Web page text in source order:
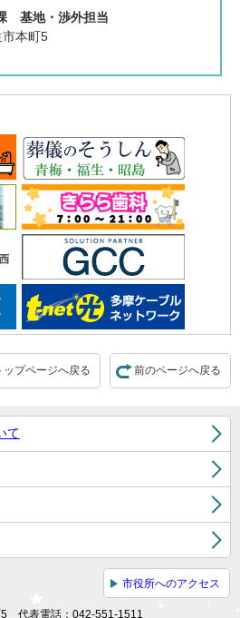
基地・渉外担当
本町5
前のページへ戻る
ップページへ戻る
て
市役所へのアクセス
代表電話：042-551-1511